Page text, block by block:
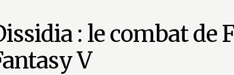
: le combat de
V